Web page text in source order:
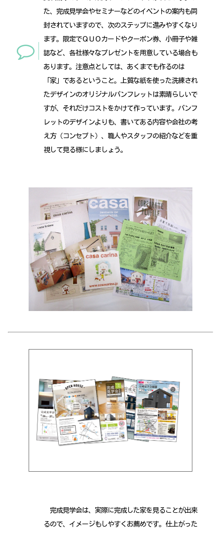
た、完成見学会やセミナーなどのイベントの案内も同
封されていますので、次のステップに進みやすくなり
ます。限定でＱＵＯカードやクーポン券、小冊子や雑
誌など、各社様々なプレゼントを用意している場合も
あります。注意点としては、あくまでも作るのは
「家」であるということ。上質な紙を使った洗練され
たデザインのオリジナルパンフレットは素晴らしいで
すが、それだけコストをかけて作っています。パンフ
レットのデザインよりも、書いてある内容や会社の考
え方（コンセプト）、職人やスタッフの紹介などを重
視して見る様にしましょう。
完成見学会は、実際に完成した家を見ることが出来
るので、イメージもしやすくお薦めです。仕上がった